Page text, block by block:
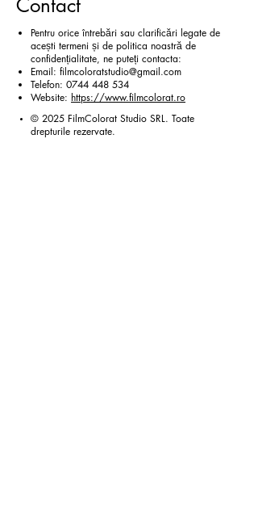
Contact
Pentru orice întrebări sau clarificări legate de
acești termeni și de politica noastră de
confidențialitate, ne puteți contacta:
Email: filmcoloratstudio@gmail.com
Telefon: 0744 448 534
Website: https://www.filmcolorat.ro
© 2025 FilmColorat Studio SRL. Toate
drepturile rezervate.